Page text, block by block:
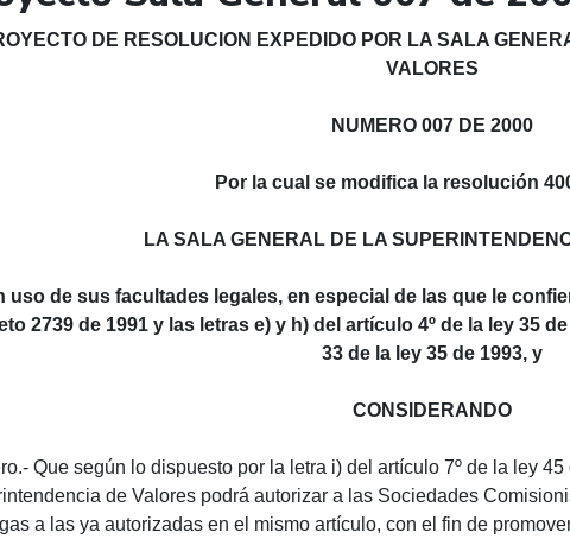
DE RESOLUCION EXPEDIDO POR LA SALA
VALORES
NUMERO 007 DE 2000
Por la cual se modifica la resolución
LA SALA GENERAL DE LA
uso de sus facultades legales, en especial de las que le
2739 de 1991 y las letras e) y h) del artículo 4º de la ley 35
33 de la ley 35 de 1993, y
CONSIDERANDO
Que según lo dispuesto por la letra i) del artículo 7º de la ley
de Valores podrá autorizar a las Sociedades
a las ya autorizadas en el mismo artículo, con el fin de